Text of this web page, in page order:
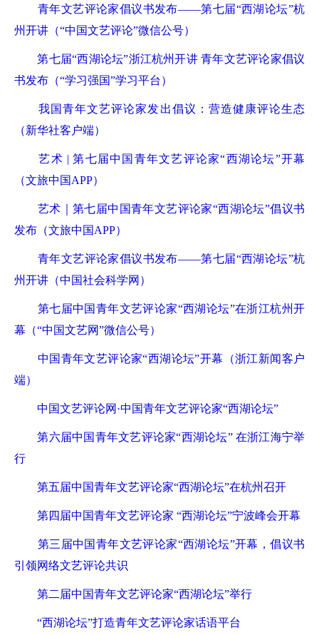
青年文艺评论家倡议书发布——第七届“西湖论坛”杭
州开讲（“中国文艺评论”微信公号）
第七届“西湖论坛”浙江杭州开讲 青年文艺评论家倡议
书发布（“学习强国”学习平台）
我国青年文艺评论家发出倡议：营造健康评论生态
（新华社客户端）
艺术 | 第七届中国青年文艺评论家“西湖论坛”开幕
（文旅中国APP）
艺术｜第七届中国青年文艺评论家“西湖论坛”倡议书
发布（文旅中国APP）
青年文艺评论家倡议书发布——第七届“西湖论坛”杭
州开讲（中国社会科学网）
第七届中国青年文艺评论家“西湖论坛”在浙江杭州开
幕（“中国文艺网”微信公号）
中国青年文艺评论家“西湖论坛”开幕（浙江新闻客户
端）
中国文艺评论网·中国青年文艺评论家“西湖论坛”
第六届中国青年文艺评论家“西湖论坛” 在浙江海宁举
行
第五届中国青年文艺评论家“西湖论坛”在杭州召开
第四届中国青年文艺评论家 “西湖论坛”宁波峰会开幕
第三届中国青年文艺评论家“西湖论坛”开幕，倡议书
引领网络文艺评论共识
第二届中国青年文艺评论家“西湖论坛”举行
“西湖论坛”打造青年文艺评论家话语平台